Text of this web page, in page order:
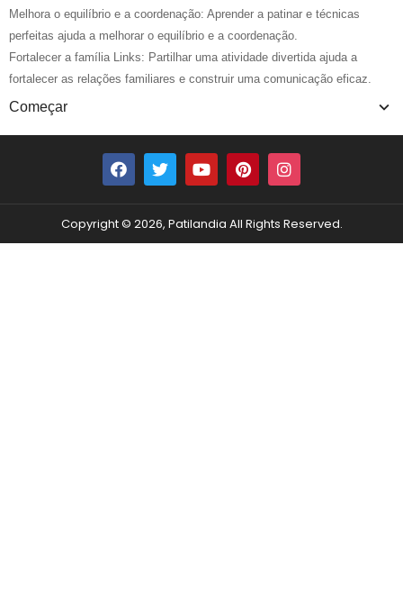
Começar
Melhora o equilíbrio e a coordenação: Aprender a patinar e técnicas
perfeitas ajuda a melhorar o equilíbrio e a coordenação.
Fortalecer a família Links: Partilhar uma atividade divertida ajuda a
fortalecer as relações familiares e construir uma comunicação eficaz.
Copyright © 2026, Patilandia All Rights Reserved.